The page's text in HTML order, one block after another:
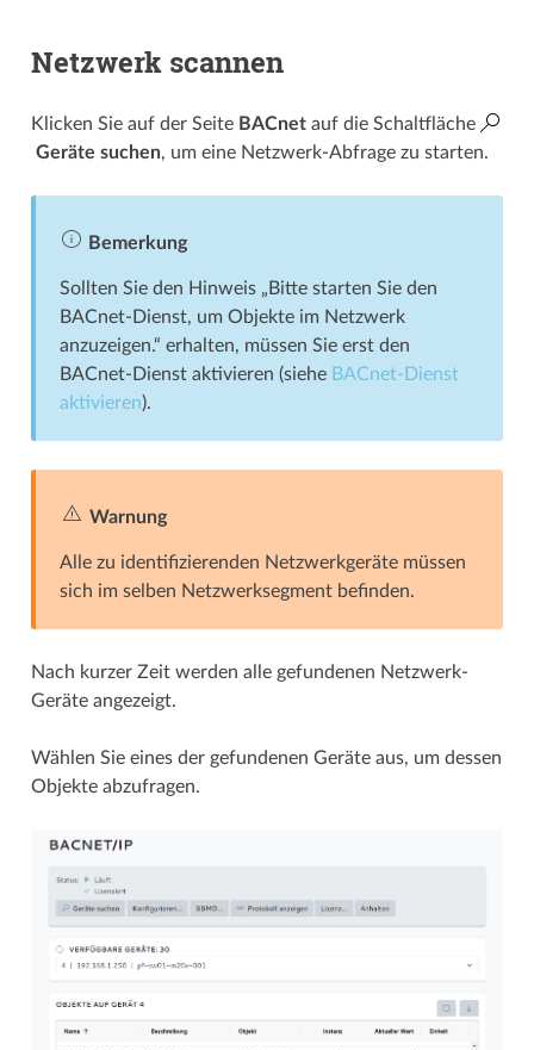
Netzwerk scannen
Klicken Sie auf der Seite BACnetauf die Schaltfläche
Geräte suchen, um eine Netzwerk-Abfrage zu starten.
Bemerkung
Sollten Sie den Hinweis „Bitte starten Sie den
BACnet-Dienst, um Objekte im Netzwerk
anzuzeigen.“ erhalten, müssen Sie erst den
BACnet-Dienst aktivieren (siehe BACnet-Dienst
aktivieren).
Warnung
Alle zu identifizierenden Netzwerkgeräte müssen
sich im selben Netzwerksegment befinden.
Nach kurzer Zeit werden alle gefundenen Netzwerk-
Geräte angezeigt.
Wählen Sie eines der gefundenen Geräte aus, um dessen
Objekte abzufragen.